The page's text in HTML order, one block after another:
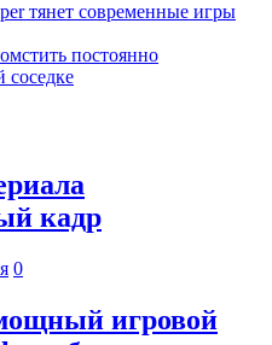
тянет современные игры
постоянно
соседке
кадр
0
игровой